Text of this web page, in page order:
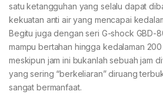
satu ketangguhan yang selalu dapat
kekuatan anti air yang mencapai
Begitu juga dengan seri G-shock GBD-
mampu bertahan hingga kedalaman
meskipun jam ini bukanlah sebuah jam
yang sering “berkeliaran” diruang
sangat bermanfaat.